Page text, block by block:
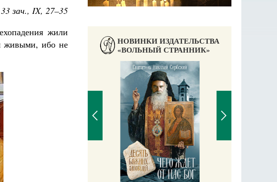
зач., IX, 27–35
жили
живыми, ибо не
НОВИНКИ ИЗДАТЕЛЬСТВА
«ВОЛЬНЫЙ СТРАННИК»
Победоносец. Научись у
Котов